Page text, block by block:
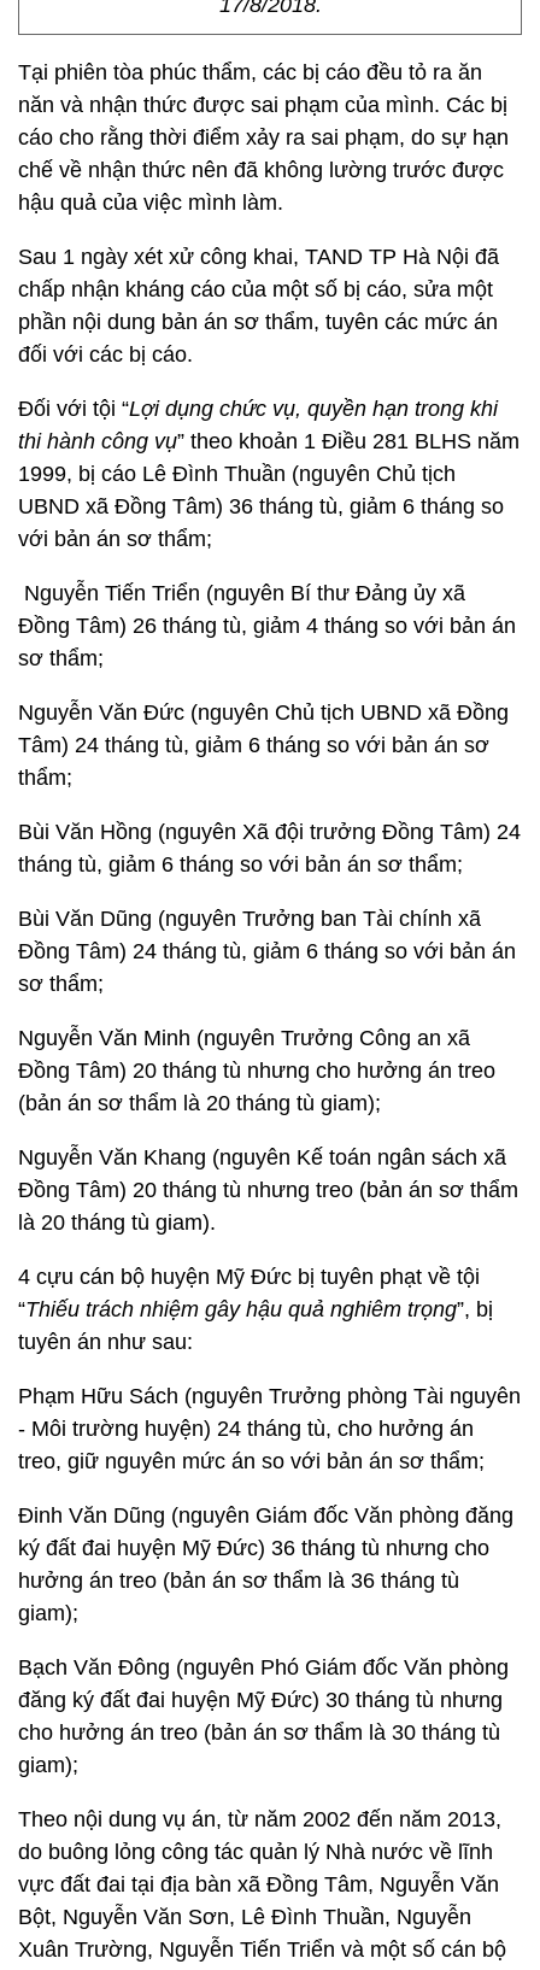
17/8/2018.
Tại phiên tòa phúc thẩm, các bị cáo đều tỏ ra ăn
năn và nhận thức được sai phạm của mình. Các bị
cáo cho rằng thời điểm xảy ra sai phạm, do sự hạn
chế về nhận thức nên đã không lường trước được
hậu quả của việc mình làm.
Sau 1 ngày xét xử công khai, TAND TP Hà Nội đã
chấp nhận kháng cáo của một số bị cáo, sửa một
phần nội dung bản án sơ thẩm, tuyên các mức án
đối với các bị cáo.
Đối với tội “Lợi dụng chức vụ, quyền hạn trong khi
thi hành công vụ” theo khoản 1 Điều 281 BLHS năm
1999, bị cáo Lê Đình Thuần (nguyên Chủ tịch
UBND xã Đồng Tâm) 36 tháng tù, giảm 6 tháng so
với bản án sơ thẩm;
Nguyễn Tiến Triển (nguyên Bí thư Đảng ủy xã
Đồng Tâm) 26 tháng tù, giảm 4 tháng so với bản án
sơ thẩm;
Nguyễn Văn Đức (nguyên Chủ tịch UBND xã Đồng
Tâm) 24 tháng tù, giảm 6 tháng so với bản án sơ
thẩm;
Bùi Văn Hồng (nguyên Xã đội trưởng Đồng Tâm) 24
tháng tù, giảm 6 tháng so với bản án sơ thẩm;
Bùi Văn Dũng (nguyên Trưởng ban Tài chính xã
Đồng Tâm) 24 tháng tù, giảm 6 tháng so với bản án
sơ thẩm;
Nguyễn Văn Minh (nguyên Trưởng Công an xã
Đồng Tâm) 20 tháng tù nhưng cho hưởng án treo
(bản án sơ thẩm là 20 tháng tù giam);
Nguyễn Văn Khang (nguyên Kế toán ngân sách xã
Đồng Tâm) 20 tháng tù nhưng treo (bản án sơ thẩm
là 20 tháng tù giam).
4 cựu cán bộ huyện Mỹ Đức bị tuyên phạt về tội
“Thiếu trách nhiệm gây hậu quả nghiêm trọng”, bị
tuyên án như sau:
Phạm Hữu Sách (nguyên Trưởng phòng Tài nguyên
- Môi trường huyện) 24 tháng tù, cho hưởng án
treo, giữ nguyên mức án so với bản án sơ thẩm;
Đinh Văn Dũng (nguyên Giám đốc Văn phòng đăng
ký đất đai huyện Mỹ Đức) 36 tháng tù nhưng cho
hưởng án treo (bản án sơ thẩm là 36 tháng tù
giam);
Bạch Văn Đông (nguyên Phó Giám đốc Văn phòng
đăng ký đất đai huyện Mỹ Đức) 30 tháng tù nhưng
cho hưởng án treo (bản án sơ thẩm là 30 tháng tù
giam);
Theo nội dung vụ án, từ năm 2002 đến năm 2013,
do buông lỏng công tác quản lý Nhà nước về lĩnh
vực đất đai tại địa bàn xã Đồng Tâm, Nguyễn Văn
Bột, Nguyễn Văn Sơn, Lê Đình Thuần, Nguyễn
Xuân Trường, Nguyễn Tiến Triển và một số cán bộ